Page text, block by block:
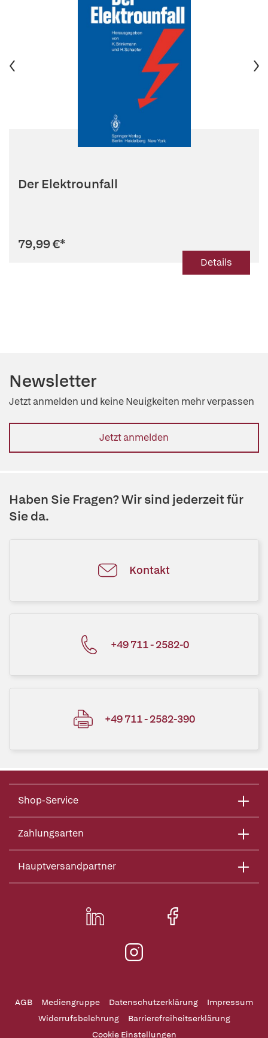
Der Elektrounfall
79,99 €*
Details
Newsletter
Jetzt anmelden und keine Neuigkeiten mehr verpassen
Jetzt anmelden
Haben Sie Fragen? Wir sind jederzeit für
Sie da.
Kontakt
+49 711 - 2582-0
+49 711 - 2582-390
Shop-Service
Zahlungsarten
Hauptversandpartner
AGB Mediengruppe Datenschutzerklärung
Impressum
Widerrufsbelehrung
Barrierefreiheitserklärung
Cookie Einstellungen